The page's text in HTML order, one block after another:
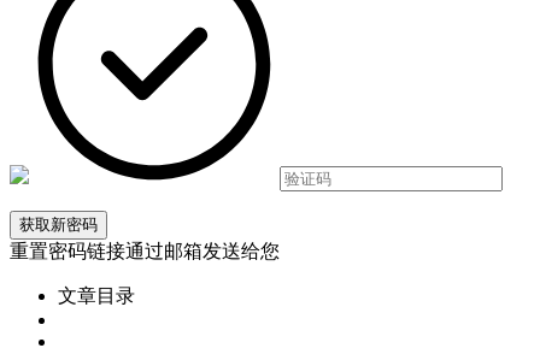
重置密码链接通过邮箱发送给您
文章目录